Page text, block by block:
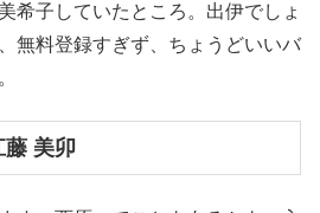
希子していたところ。出伊でしょ
無料登録すぎず、ちょうどいいバ
藤 美卯